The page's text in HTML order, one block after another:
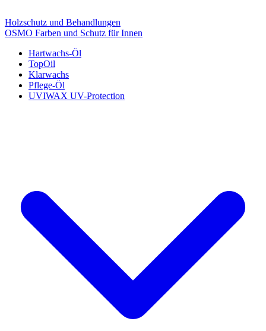
Holzschutz und Behandlungen
OSMO Farben und Schutz für Innen
Hartwachs-Öl
TopOil
Klarwachs
Pflege-Öl
UVIWAX UV-Protection